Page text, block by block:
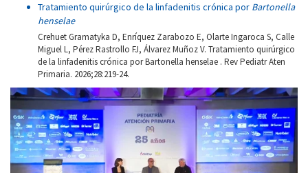
Tratamiento quirúrgico de la linfadenitis crónica por Bartonella
henselae
Crehuet Gramatyka D, Enríquez Zarabozo E, Olarte Ingaroca S, Calle
Miguel L, Pérez Rastrollo FJ, Álvarez Muñoz V. Tratamiento quirúrgico
de la linfadenitis crónica por Bartonella henselae . Rev Pediatr Aten
Primaria. 2026;28:219-24.